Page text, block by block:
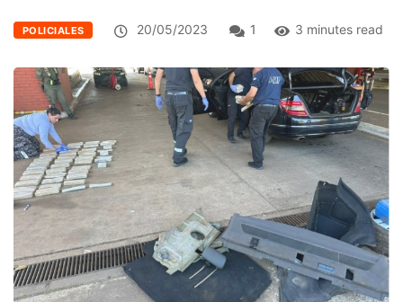
POLICIALES 20/05/2023 1 3 minutes read